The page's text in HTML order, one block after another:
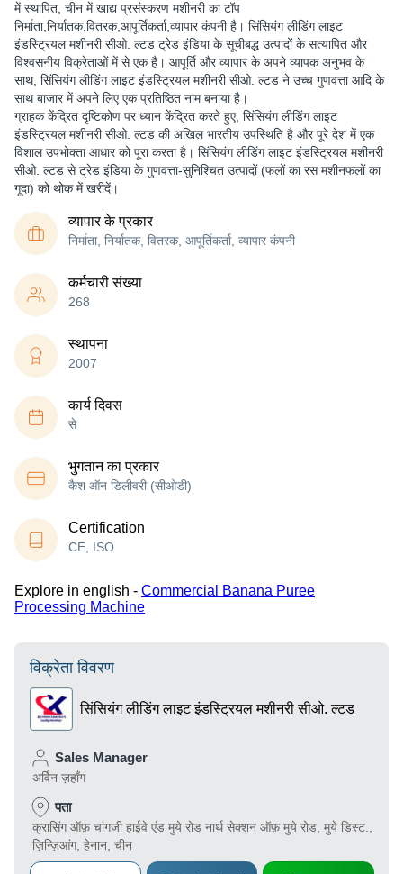
में स्थापित, चीन में खाद्य प्रसंस्करण मशीनरी का टॉप
निर्माता,निर्यातक,वितरक,आपूर्तिकर्ता,व्यापार कंपनी है। सिंसियंग लीडिंग लाइट
इंडस्ट्रियल मशीनरी सीओ. ल्टड ट्रेड इंडिया के सूचीबद्ध उत्पादों के सत्यापित और
विश्वसनीय विक्रेताओं में से एक है। आपूर्ति और व्यापार के अपने व्यापक अनुभव के
साथ, सिंसियंग लीडिंग लाइट इंडस्ट्रियल मशीनरी सीओ. ल्टड ने उच्च गुणवत्ता आदि के
साथ बाजार में अपने लिए एक प्रतिष्ठित नाम बनाया है।
ग्राहक केंद्रित दृष्टिकोण पर ध्यान केंद्रित करते हुए, सिंसियंग लीडिंग लाइट
इंडस्ट्रियल मशीनरी सीओ. ल्टड की अखिल भारतीय उपस्थिति है और पूरे देश में एक
विशाल उपभोक्ता आधार को पूरा करता है। सिंसियंग लीडिंग लाइट इंडस्ट्रियल मशीनरी
सीओ. ल्टड से ट्रेड इंडिया के गुणवत्ता-सुनिश्चित उत्पादों (फलों का रस मशीनफलों का
गूदा) को थोक में खरीदें।
व्यापार के प्रकार
निर्माता, निर्यातक, वितरक, आपूर्तिकर्ता, व्यापार कंपनी
कर्मचारी संख्या
268
स्थापना
2007
कार्य दिवस
से
भुगतान का प्रकार
कैश ऑन डिलीवरी (सीओडी)
Certification
CE, ISO
Explore in english - Commercial Banana Puree
Processing Machine
विक्रेता विवरण
सिंसियंग लीडिंग लाइट इंडस्ट्रियल मशीनरी सीओ. ल्टड
Sales Manager
अर्विन ज़हाँग
पता
क्रासिंग ऑफ़ चांगजी हाईवे एंड मुये रोड नार्थ सेक्शन ऑफ़ मुये रोड, मुये डिस्ट.,
ज़िन्ज़िआंग, हेनान, चीन